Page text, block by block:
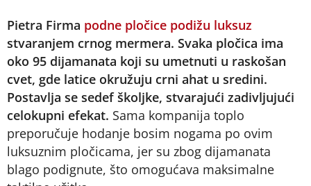
Pietra Firma podne pločice podižu luksuz
stvaranjem crnog mermera. Svaka pločica ima
oko 95 dijamanata koji su umetnuti u raskošan
cvet, gde latice okružuju crni ahat u sredini.
Postavlja se sedef školjke, stvarajući zadivljujući
celokupni efekat. Sama kompanija toplo
preporučuje hodanje bosim nogama po ovim
luksuznim pločicama, jer su zbog dijamanata
blago podignute, što omogućava maksimalne